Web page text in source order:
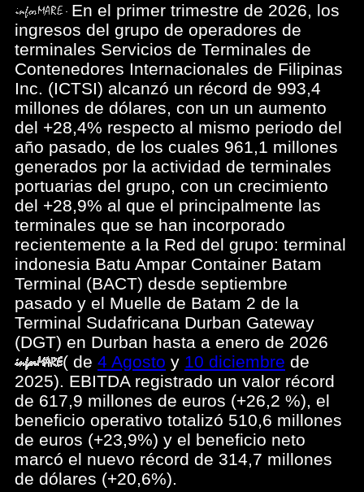
En el primer trimestre de 2026, los
ingresos del grupo de operadores de
terminales Servicios de Terminales de
Contenedores Internacionales de Filipinas
Inc. (ICTSI) alcanzó un récord de 993,4
millones de dólares, con un un aumento
del +28,4% respecto al mismo periodo del
año pasado, de los cuales 961,1 millones
generados por la actividad de terminales
portuarias del grupo, con un crecimiento
del +28,9% al que el principalmente las
terminales que se han incorporado
recientemente a la Red del grupo: terminal
indonesia Batu Ampar Container Batam
Terminal (BACT) desde septiembre
pasado y el Muelle de Batam 2 de la
Terminal Sudafricana Durban Gateway
(DGT) en Durban hasta a enero de 2026
( de 4 Agosto y 10 diciembre de
2025). EBITDA registrado un valor récord
de 617,9 millones de euros (+26,2 %), el
beneficio operativo totalizó 510,6 millones
de euros (+23,9%) y el beneficio neto
marcó el nuevo récord de 314,7 millones
de dólares (+20,6%).